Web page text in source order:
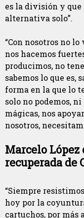
es la división y que
alternativa solo”.
“Con nosotros no
nos hacemos
producimos, no
sabemos lo que es,
forma en la que lo
solo no podemos,
mágicas, nos
nosotros,
Marcelo
recuperada de
“Siempre
hoy por la
cartuchos, por más